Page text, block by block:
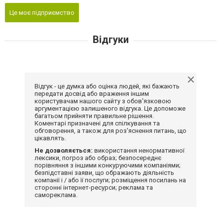
Це моє підприємство
Відгуки
Відгук - це думка або оцінка людей, які бажають
передати досвід або враження іншим
користувачам нашого сайту з обов'язковою
аргументацією залишеного відгука. Це допоможе
багатьом прийняти правильне рішення.
Коментарі призначені для спілкування та
обговорення, а також для роз'яснення питань, що
цікавлять.
Не дозволяється: використання ненормативної
лексики, погроз або образ; безпосереднє
порівняння з іншими конкуруючими компаніями;
безпідставні заяви, що ображають діяльність
компанії і / або її послуги; розміщення посилань на
сторонні інтернет-ресурси; реклама та
самореклама.